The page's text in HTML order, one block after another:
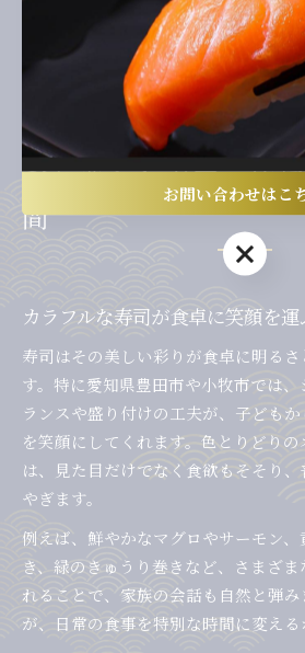
や子どもが写真を撮りたくなるよう
した盛り付け技術は、寿司を「食べ
む」新しい体験に変えてくれます。
彩り豊かな寿司で笑
間
カラフルな寿司が食卓に笑顔を
寿司はその美しい彩りが食卓に明る
す。特に愛知県豊田市や小牧市では
ランスや盛り付けの工夫が、子ども
を笑顔にしてくれます。色とりどり
は、見た目だけでなく食欲もそそり
やぎます。
例えば、鮮やかなマグロやサーモン
き、緑のきゅうり巻きなど、さまざ
れることで、家族の会話も自然と弾
が、日常の食事を特別な時間に変える
お問い合わせはこ
お問い合わせはこ